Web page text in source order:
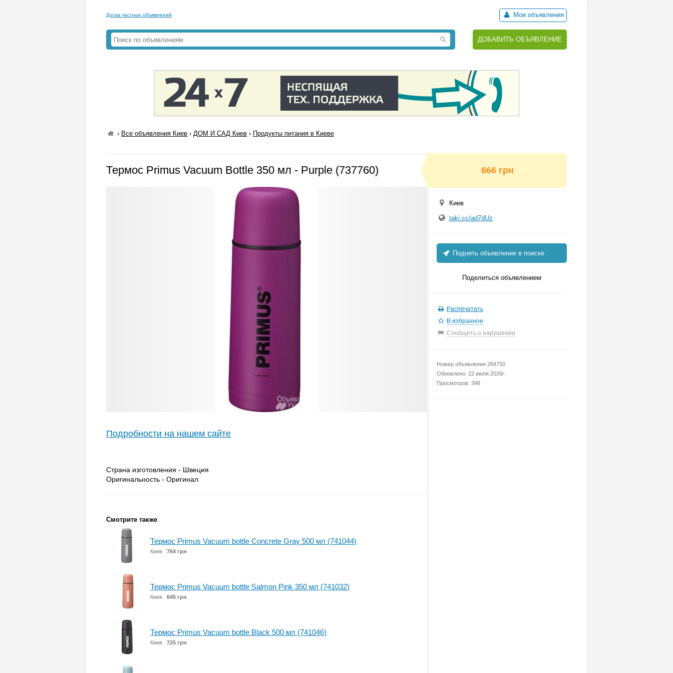
Доска частных объявлений Мои объявления
ДОБАВИТЬ ОБЪЯВЛЕНИЕ
› Все объявления Киев ›ДОМ И САД Киев › Продукты питания в Киеве
Термос Primus Vacuum Bottle 350 мл - Purple (737760)
Подробности на нашем сайте
Страна изготовления - Швеция
Оригинальность - Оригинал
Смотрите также
Термос Primus Vacuum bottle Concrete Gray 500 мл (741044)
Киев 764 грн
Термос Primus Vacuum bottle Salmon Pink 350 мл (741032)
Киев 645 грн
Термос Primus Vacuum bottle Black 500 мл (741046)
Киев 725 грн
666 грн
Киев
taki.cc/ad7dUz
Поднять объявление в поиске
Поделиться объявлением
Распечатать
В избранное
Сообщить о нарушении
Номер объявления 268750
Обновлено: 22 июля 2026г.
Просмотров: 348